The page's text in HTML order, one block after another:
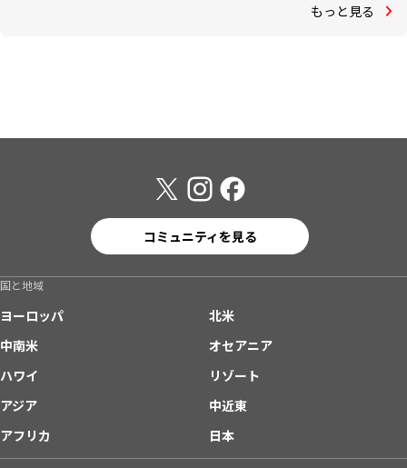
もっと見る
コミュニティを見る
国と地域
ヨーロッパ
北米
中南米
オセアニア
ハワイ
リゾート
アジア
中近東
アフリカ
日本